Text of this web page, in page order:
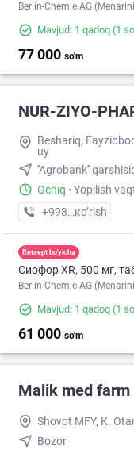
Berlin-Chemie AG
Mavjud: 1 qadoq (1
77 000 so'm
NUR-ZIYO-
Beshariq,
uy
''Agrobank''
Ochiq · Yopilish
+998 (93) XXX-XX-
кo’rish
Retsept bo'yicha
Сиофор XR, 500 мг,
Berlin-Chemie AG
Mavjud: 1 qadoq (1
61 000 so'm
Malik med farm
Shovot MFY, K.
Bozor